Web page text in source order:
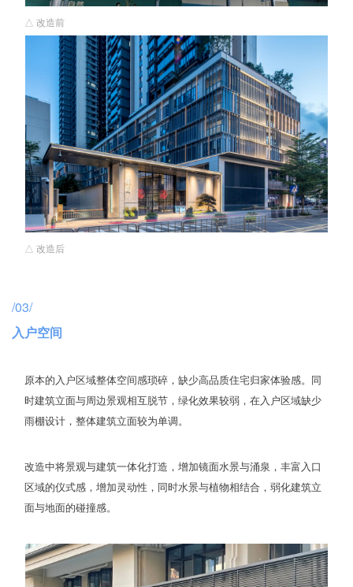
△ 改造前
△ 改造后
/03/
入户空间
原本的入户区域整体空间感琐碎，缺少高品质住宅归家体验感。同
时建筑立面与周边景观相互脱节，绿化效果较弱，在入户区域缺少
雨棚设计，整体建筑立面较为单调。
改造中将景观与建筑一体化打造，增加镜面水景与涌泉，丰富入口
区域的仪式感，增加灵动性，同时水景与植物相结合，弱化建筑立
面与地面的碰撞感。